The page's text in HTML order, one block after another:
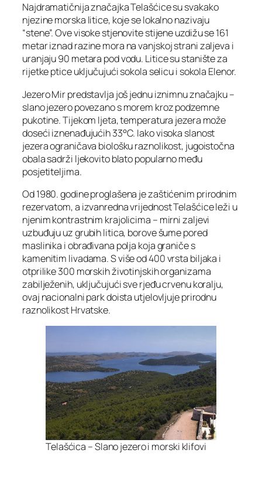
Najdramatičnija značajka Telašćice su svakako
njezine morska litice, koje se lokalno nazivaju
“stene”. Ove visoke stjenovite stijene uzdižu se 161
metar iznad razine mora na vanjskoj strani zaljeva i
uranjaju 90 metara pod vodu. Litice su stanište za
rijetke ptice uključujući sokola selicu i sokola Elenor.
Jezero Mir predstavlja još jednu iznimnu značajku –
slano jezero povezano s morem kroz podzemne
pukotine. Tijekom ljeta, temperatura jezera može
doseći iznenađujućih 33°C. Iako visoka slanost
jezera ograničava biološku raznolikost, jugoistočna
obala sadrži ljekovito blato popularno među
posjetiteljima.
Od 1980. godine proglašena je zaštićenim prirodnim
rezervatom, a izvanredna vrijednost Telašćice leži u
njenim kontrastnim krajolicima – mirni zaljevi
uzbuđuju uz grubih litica, borove šume pored
maslinika i obrađivana polja koja graniče s
kamenitim livadama. S više od 400 vrsta biljaka i
otprilike 300 morskih životinjskih organizama
zabilježenih, uključujući sve rjeđu crvenu koralju,
ovaj nacionalni park doista utjelovljuje prirodnu
raznolikost Hrvatske.
Telašćica – Slano jezero i morski klifovi